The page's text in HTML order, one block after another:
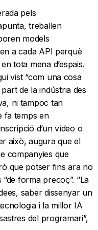
pels
treballen
models
a cada API perquè
tota mena d’espais.
vist “com una cosa
de la indústria des
ni tampoc tan
fa temps en
d’un vídeo o
això, augura que el
companyies que
que potser fins ara no
forma precoç”. “La
saber dissenyar un
i la millor IA
del programari”,